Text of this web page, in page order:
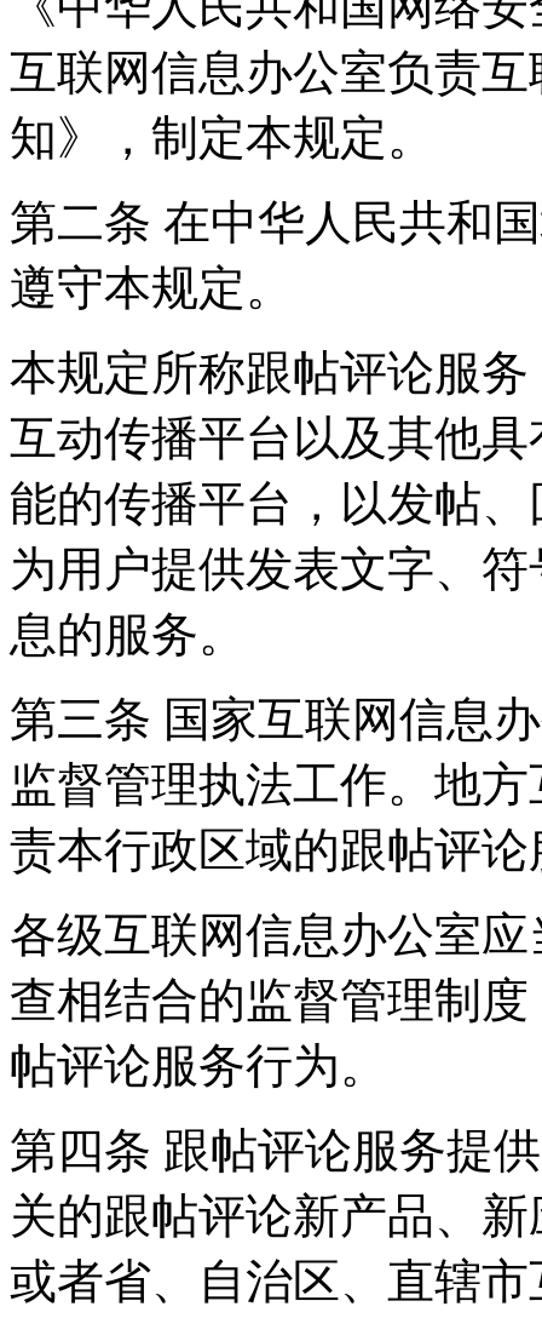
互联网信息办公室负责
知》，制定本规定。
第二条 在中华人民共和
遵守本规定。
本规定所称跟帖评论服
互动传播平台以及其他
能的传播平台，以发帖
为用户提供发表文字、
息的服务。
第三条 国家互联网信息
监督管理执法工作。地
责本行政区域的跟帖评
各级互联网信息办公室
查相结合的监督管理制
帖评论服务行为。
第四条 跟帖评论服务提
关的跟帖评论新产品、
或者省、自治区、直辖